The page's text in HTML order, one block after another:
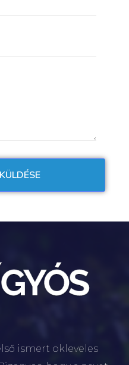
ismert okleveles